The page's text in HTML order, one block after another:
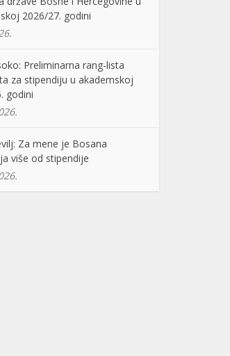
2026/27. godini
Preliminarna rang-lista
za stipendiju u akademskoj
godini
Za mene je Bosana
više od stipendije